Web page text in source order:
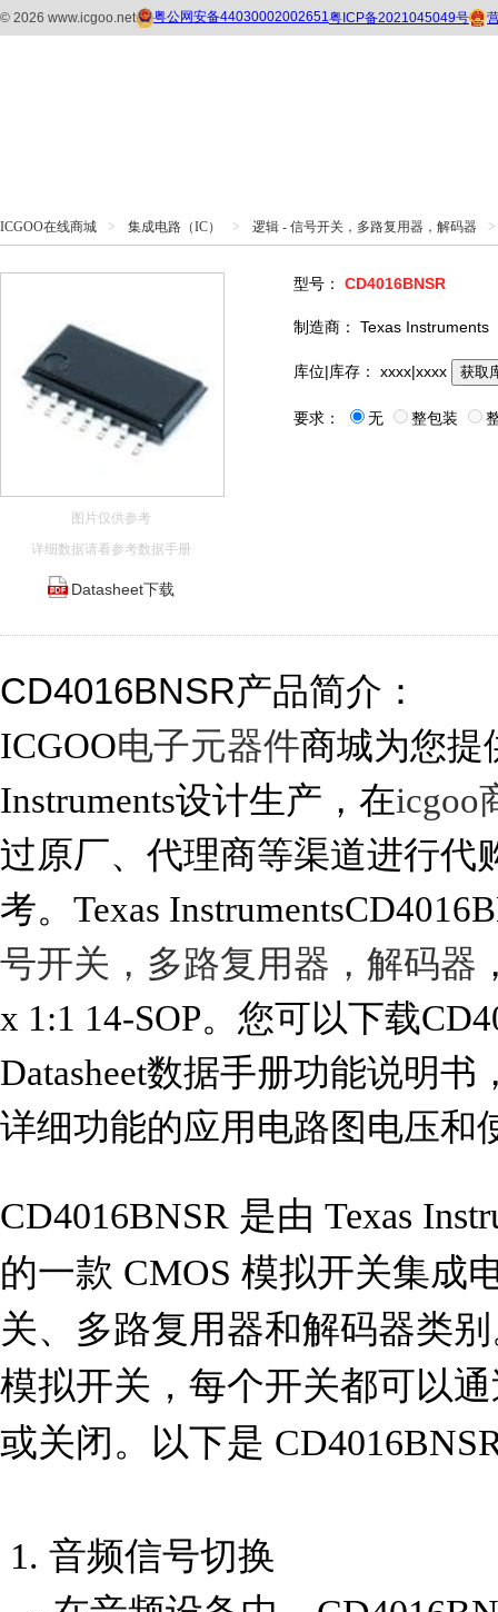
ICGOO在线商城 > 集成电路（IC） > 逻辑 - 信号开关，多路复用器，解码器 >
图片仅供参考
详细数据请看参考数据手册
Datasheet下载
型号： CD4016BNSR
制造商： Texas Instruments
库位|库存： xxxx|xxxx 获取
要求： 无 整包装
CD4016BNSR产品简介：
ICGOO电子元器件商城为您提
Instruments设计生产，在icgoo
过原厂、代理商等渠道进行代
考。Texas
号开关，多路复用器，解码器
x 1:1 14-SOP。您可以下载
Datasheet数据手册功能说明书
详细功能的应用电路图电压和
CD4016BNSR 是由 Texas
的一款 CMOS 模拟开关集成
关、多路复用器和解码器类
模拟开关，每个开关都可以
或关闭。以下是